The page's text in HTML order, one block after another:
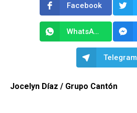
Facebook
WhatsApp
Telegram
Jocelyn Díaz / Grupo Cantón